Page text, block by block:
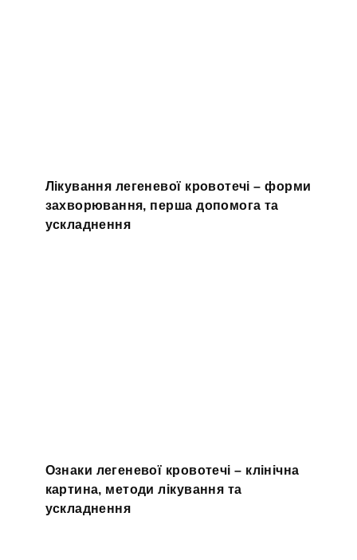
Лікування легеневої кровотечі – форми
захворювання, перша допомога та
ускладнення
Ознаки легеневої кровотечі – клінічна
картина, методи лікування та
ускладнення